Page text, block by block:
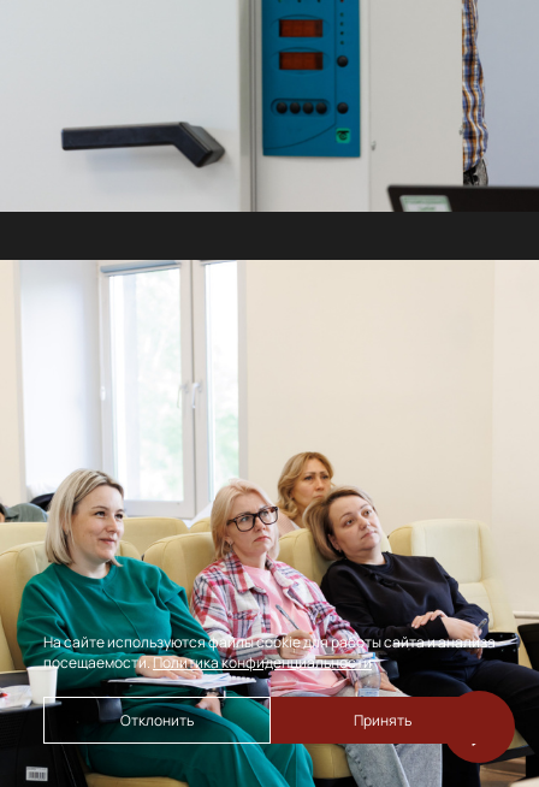
На сайте используются файлы cookie для работы сайта и анализа
посещаемости.Политика конфиденциальности
Отклонить Принять